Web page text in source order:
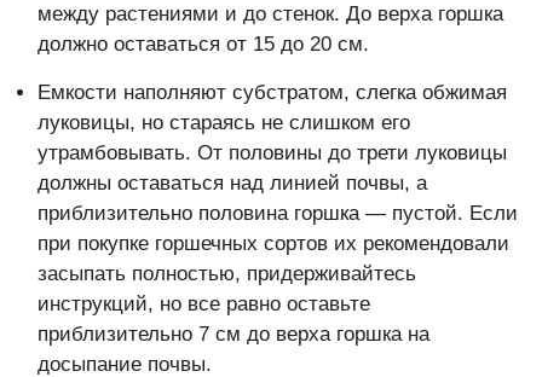
между растениями и до стенок. До верха горшка
должно оставаться от 15 до 20 см.
Емкости наполняют субстратом, слегка обжимая
луковицы, но стараясь не слишком его
утрамбовывать. От половины до трети луковицы
должны оставаться над линией почвы, а
приблизительно половина горшка — пустой. Если
при покупке горшечных сортов их рекомендовали
засыпать полностью, придерживайтесь
инструкций, но все равно оставьте
приблизительно 7 см до верха горшка на
досыпание почвы.